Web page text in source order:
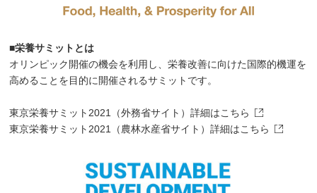
■栄養サミットとは
オリンピック開催の機会を利用し、栄養改善に向けた国際的機運を
高めることを目的に開催されるサミットです。
東京栄養サミット2021（外務省サイト）詳細はこちら
東京栄養サミット2021（農林水産省サイト）詳細はこちら